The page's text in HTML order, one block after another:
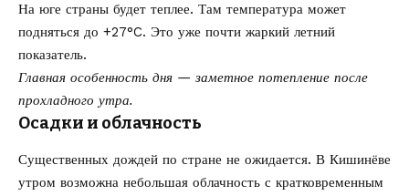
На юге страны будет теплее. Там температура может
подняться до +27°C. Это уже почти жаркий летний
показатель.
Главная особенность дня — заметное потепление после
прохладного утра.
Осадки и облачность
Существенных дождей по стране не ожидается. В Кишинёве
утром возможна небольшая облачность с кратковременным